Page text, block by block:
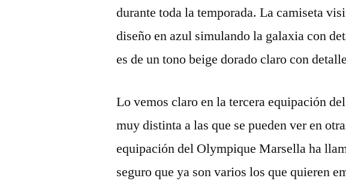
durante toda la temporada. La camiseta
diseño en azul simulando la galaxia con
es de un tono beige dorado claro con
Lo vemos claro en la tercera equipación
muy distinta a las que se pueden ver en
equipación del Olympique Marsella ha
seguro que ya son varios los que quieren